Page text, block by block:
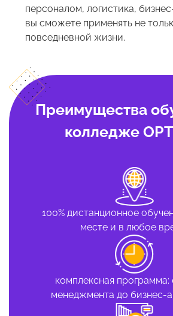
персоналом, логистика,
вы сможете применять не
повседневной жизни.
Преимущества
колледже
100% дистанционное
месте и в любое
комплексная программа:
менеджмента до бизнес-